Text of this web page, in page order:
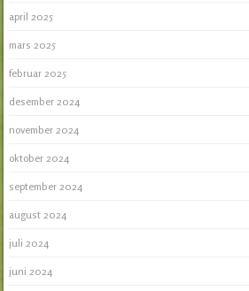
april 2025
mars 2025
februar 2025
desember 2024
november 2024
oktober 2024
september 2024
august 2024
juli 2024
juni 2024